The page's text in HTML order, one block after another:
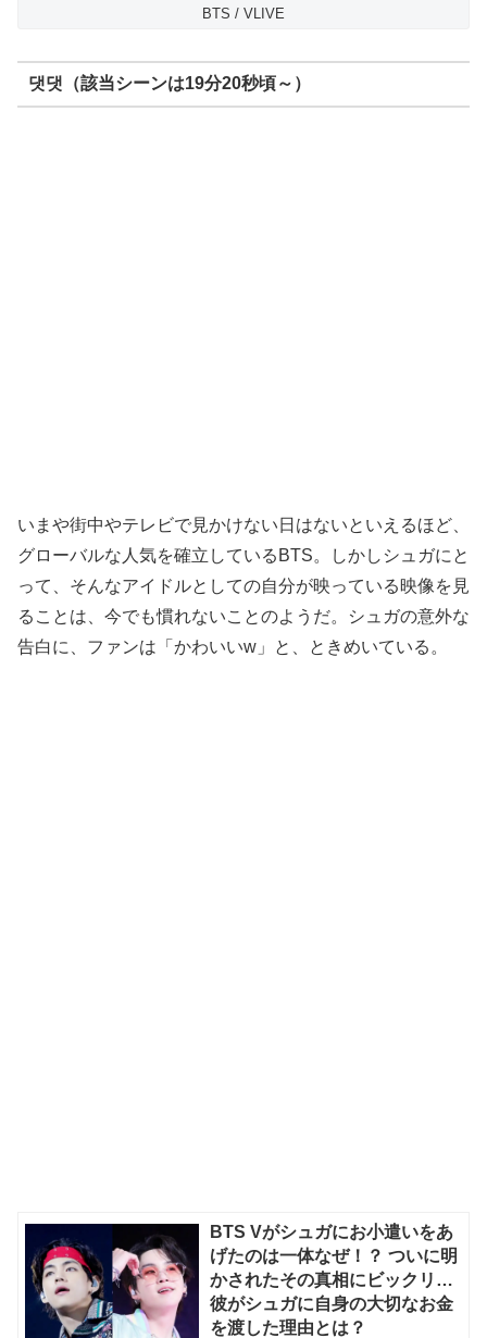
BTS / VLIVE
댓댓（該当シーンは19分20秒頃～）
いまや街中やテレビで見かけない日はないといえるほど、
グローバルな人気を確立しているBTS。しかしシュガにと
って、そんなアイドルとしての自分が映っている映像を見
ることは、今でも慣れないことのようだ。シュガの意外な
告白に、ファンは「かわいいw」と、ときめいている。
BTS Vがシュガにお小遣いをあ
げたのは一体なぜ！？ ついに明
かされたその真相にビックリ…
彼がシュガに自身の大切なお金
を渡した理由とは？